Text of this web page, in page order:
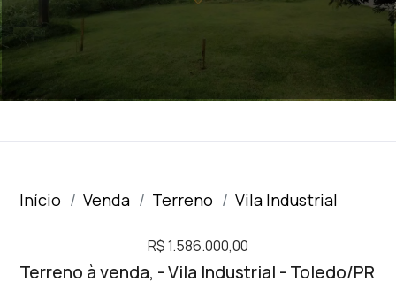
Início Venda Terreno Vila Industrial
R$ 1.586.000,00
Terreno à venda, - Vila Industrial - Toledo/PR